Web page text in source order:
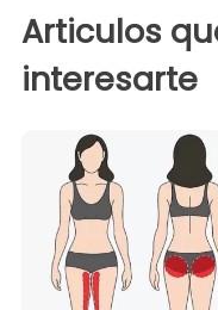
Articulos
interesarte